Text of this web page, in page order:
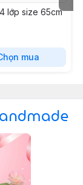
lớp size 65cm
mua